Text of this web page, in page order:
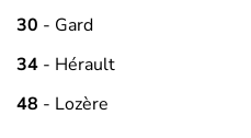
30 - Gard
34 - Hérault
48 - Lozère